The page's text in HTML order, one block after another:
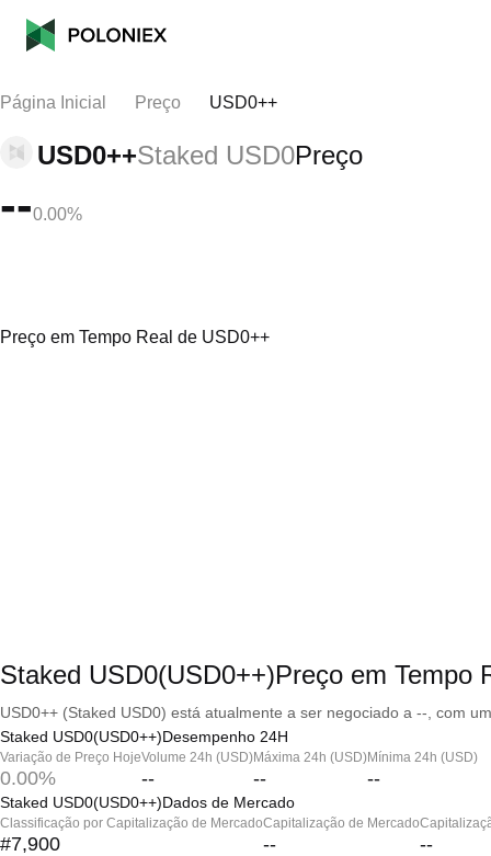
Página Inicial Preço USD0++
USD0++Staked USD0Preço
--0.00%
Preço em Tempo Real de USD0++
Staked USD0(USD0++)Preço em Tempo
USD0++ (Staked USD0) está atualmente a ser negociado a --, com
Staked USD0(USD0++)Desempenho 24H
Variação de Preço Hoje
0.00%
Volume 24h (USD)
--
Máxima 24h (USD)
--
Mínima 24h (USD)
--
Staked USD0(USD0++)Dados de Mercado
Classificação por Capitalização de Mercado
#7,900
Capitalização de Mercado
-- --